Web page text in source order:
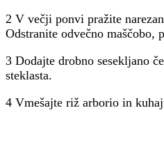
2 V večji ponvi pražite
Odstranite odvečno
3 Dodajte drobno sesekljano
steklasta.
4 Vmešajte riž arborio in